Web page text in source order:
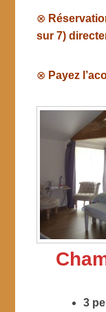
⊗
sur 7)
⊗ Payez
3